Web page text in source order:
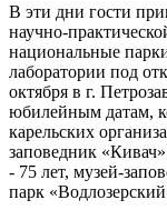
В эти дни гости
научно-
национальные
лаборатории под
октября в г.
юбилейным датам,
карельских
заповедник
- 75 лет, музей-
парк